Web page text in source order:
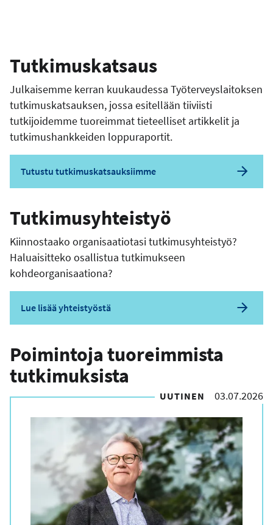
Tutkimuskatsaus
Julkaisemme kerran kuukaudessa Työterveyslaitoksen
tutkimuskatsauksen, jossa esitellään tiiviisti
tutkijoidemme tuoreimmat tieteelliset artikkelit ja
tutkimushankkeiden loppuraportit.
Tutustu tutkimuskatsauksiimme
Tutkimusyhteistyö
Kiinnostaako organisaatiotasi tutkimusyhteistyö?
Haluaisitteko osallistua tutkimukseen
kohdeorganisaationa?
Lue lisää yhteistyöstä
Poimintoja tuoreimmista
tutkimuksista
UUTINEN 03.07.2026